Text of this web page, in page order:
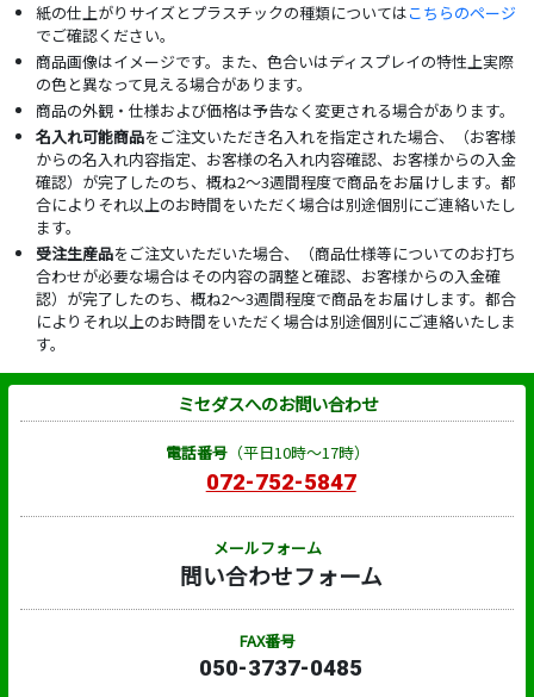
紙の仕上がりサイズとプラスチックの種類についてはこちらのページ
でご確認ください。
商品画像はイメージです。また、色合いはディスプレイの特性上実際
の色と異なって見える場合があります。
商品の外観・仕様および価格は予告なく変更される場合があります。
名入れ可能商品をご注文いただき名入れを指定された場合、（お客様
からの名入れ内容指定、お客様の名入れ内容確認、お客様からの入金
確認）が完了したのち、概ね2～3週間程度で商品をお届けします。都
合によりそれ以上のお時間をいただく場合は別途個別にご連絡いたし
ます。
受注生産品をご注文いただいた場合、（商品仕様等についてのお打ち
合わせが必要な場合はその内容の調整と確認、お客様からの入金確
認）が完了したのち、概ね2～3週間程度で商品をお届けします。都合
によりそれ以上のお時間をいただく場合は別途個別にご連絡いたしま
す。
ミセダスへのお問い合わせ
電話番号（平日10時～17時）
072-752-5847
メールフォーム
問い合わせフォーム
FAX番号
050-3737-0485